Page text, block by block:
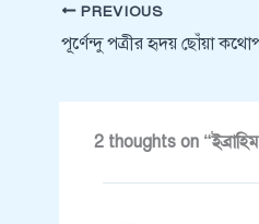
PREVIOUS
পূর্ণেন্দু পত্রীর হৃদয় ছোঁয়া
2 thoughts on “ইব্রাহিম